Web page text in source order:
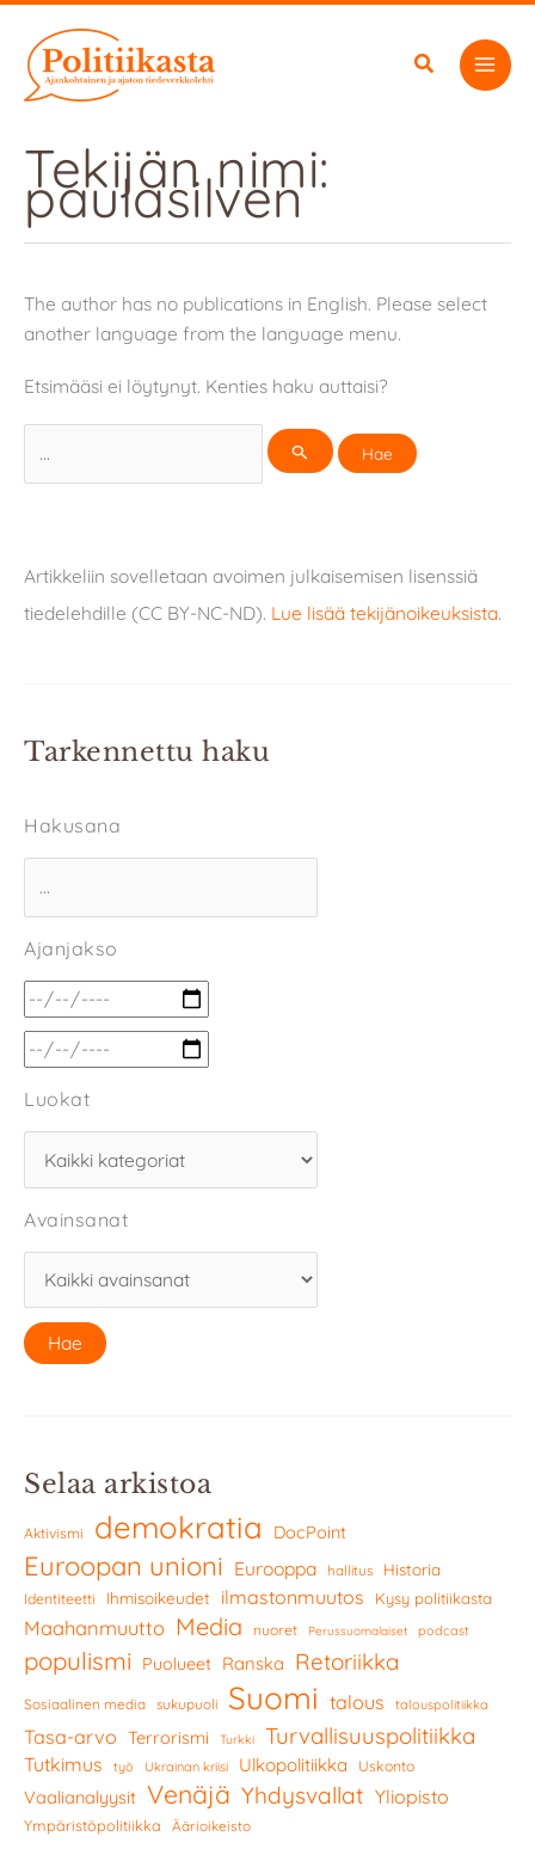
sisältöön
Tekijän nimi:
paulasilven
The author has no publications in English. Please select
another language from the language menu.
Etsimääsi ei löytynyt. Kenties haku auttaisi?
for:
Artikkeliin sovelletaan avoimen julkaisemisen lisenssiä
tiedelehdille (CC BY-NC-ND). Lue lisää tekijänoikeuksista.
Tarkennettu haku
Hakusana
Ajanjakso
Luokat
Avainsanat
Selaa arkistoa
Aktivismi demokratia DocPoint
Euroopan unioni Eurooppa hallitus Historia
Identiteetti Ihmisoikeudet ilmastonmuutos Kysy politiikasta
Maahanmuutto Media nuoret Perussuomalaiset podcast
populismi Puolueet Ranska Retoriikka
Sosiaalinen media sukupuoli Suomi talous talouspolitiikka
Tasa-arvo Terrorismi Turkki Turvallisuuspolitiikka
Tutkimus työ Ukrainan kriisi Ulkopolitiikka Uskonto
Vaalianalyysit Venäjä Yhdysvallat Yliopisto
Ympäristöpolitiikka Äärioikeisto